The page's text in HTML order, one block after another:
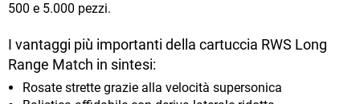
500 e 5.000 pezzi.
I vantaggi più importanti della cartuccia RWS Long
Range Match in sintesi:
Rosate strette grazie alla velocità supersonica